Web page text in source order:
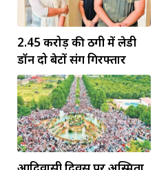
2.45 करोड़ की ठगी में लेडी
डॉन दो बेटों संग गिरफ्तार